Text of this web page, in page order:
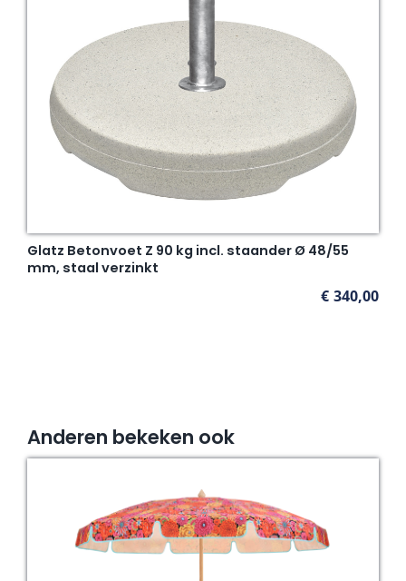
Glatz Betonvoet Z 90 kg incl. staander Ø 48/55
mm, staal verzinkt
€ 340,00
Anderen bekeken ook